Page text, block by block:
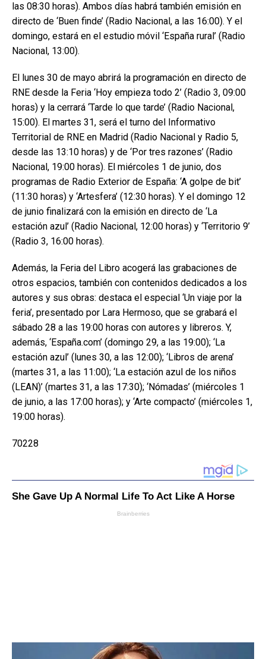
las 08:30 horas). Ambos días habrá también emisión en
directo de ‘Buen finde’ (Radio Nacional, a las 16:00). Y el
domingo, estará en el estudio móvil ‘España rural’ (Radio
Nacional, 13:00).
El lunes 30 de mayo abrirá la programación en directo de
RNE desde la Feria ‘Hoy empieza todo 2’ (Radio 3, 09:00
horas) y la cerrará ‘Tarde lo que tarde’ (Radio Nacional,
15:00). El martes 31, será el turno del Informativo
Territorial de RNE en Madrid (Radio Nacional y Radio 5,
desde las 13:10 horas) y de ‘Por tres razones’ (Radio
Nacional, 19:00 horas). El miércoles 1 de junio, dos
programas de Radio Exterior de España: ‘A golpe de bit’
(11:30 horas) y ‘Artesfera’ (12:30 horas). Y el domingo 12
de junio finalizará con la emisión en directo de ‘La
estación azul’ (Radio Nacional, 12:00 horas) y ‘Territorio 9’
(Radio 3, 16:00 horas).
Además, la Feria del Libro acogerá las grabaciones de
otros espacios, también con contenidos dedicados a los
autores y sus obras: destaca el especial ‘Un viaje por la
feria’, presentado por Lara Hermoso, que se grabará el
sábado 28 a las 19:00 horas con autores y libreros. Y,
además, ‘España.com’ (domingo 29, a las 19:00); ‘La
estación azul’ (lunes 30, a las 12:00); ‘Libros de arena’
(martes 31, a las 11:00); ‘La estación azul de los niños
(LEAN)’ (martes 31, a las 17:30); ‘Nómadas’ (miércoles 1
de junio, a las 17:00 horas); y ‘Arte compacto’ (miércoles 1,
19:00 horas).
70228